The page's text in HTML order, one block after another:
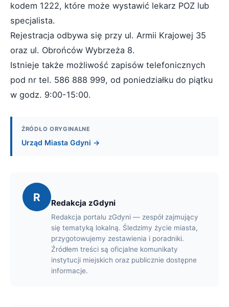
kodem 1222, które może wystawić lekarz POZ lub
specjalista.
Rejestracja odbywa się przy ul. Armii Krajowej 35
oraz ul. Obrońców Wybrzeża 8.
Istnieje także możliwość zapisów telefonicznych
pod nr tel. 586 888 999, od poniedziałku do piątku
w godz. 9:00-15:00.
ŹRÓDŁO ORYGINALNE
Urząd Miasta Gdyni →
R Redakcja zGdyni
Redakcja portalu zGdyni — zespół zajmujący
się tematyką lokalną. Śledzimy życie miasta,
przygotowujemy zestawienia i poradniki.
Źródłem treści są oficjalne komunikaty
instytucji miejskich oraz publicznie dostępne
informacje.